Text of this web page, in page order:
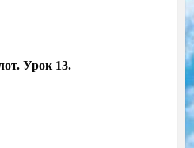
Урок 13.